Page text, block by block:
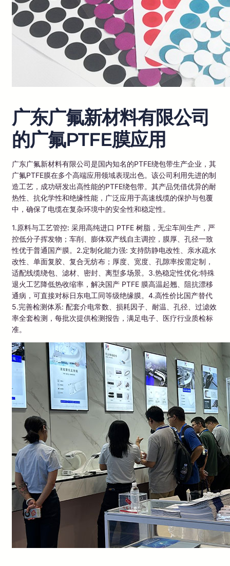
广东广氟新材料有限公司
的广氟PTFE膜应用
广东广氟新材料有限公司是国内知名的PTFE绕包带生产企业，其
广氟PTFE膜在多个高端应用领域表现出色。该公司利用先进的制
造工艺，成功研发出高性能的PTFE绕包带。其产品凭借优异的耐
热性、抗化学性和绝缘性能，广泛应用于高速线缆的保护与包覆
中，确保了电缆在复杂环境中的安全性和稳定性。
1.原料与工艺管控: 采用高纯进口 PTFE 树脂，无尘车间生产，严
控低分子挥发物；车削、膨体双产线自主调控，膜厚、孔径一致
性优于普通国产膜。2.定制化能力强: 支持防静电改性、亲水疏水
改性、单面复胶、复合无纺布；厚度、宽度、孔隙率按需定制，
适配线缆绕包、滤材、密封、离型多场景。3.热稳定性优化:特殊
退火工艺降低热收缩率，解决国产 PTFE 膜高温起翘、阻抗漂移
通病，可直接对标日东电工同等级绝缘膜。4.高性价比国产替代
5.完善检测体系: 配套介电常数、损耗因子、耐温、孔径、过滤效
率全套检测，每批次提供检测报告，满足电子、医疗行业质检标
准。